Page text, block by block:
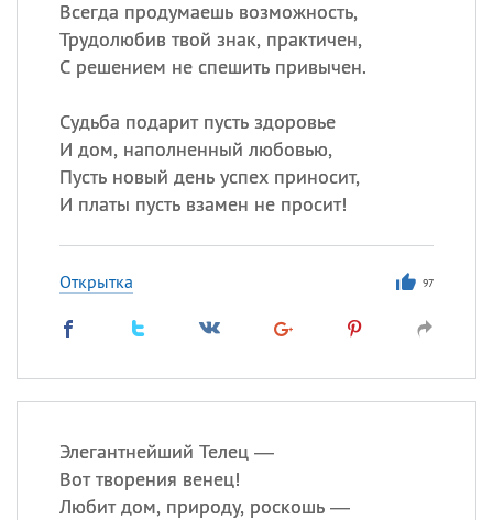
Всегда продумаешь возможность,
Трудолюбив твой знак, практичен,
С решением не спешить привычен.
Судьба подарит пусть здоровье
И дом, наполненный любовью,
Пусть новый день успех приносит,
И платы пусть взамен не просит!
Открытка 97
Элегантнейший Телец —
Вот творения венец!
Любит дом, природу, роскошь —